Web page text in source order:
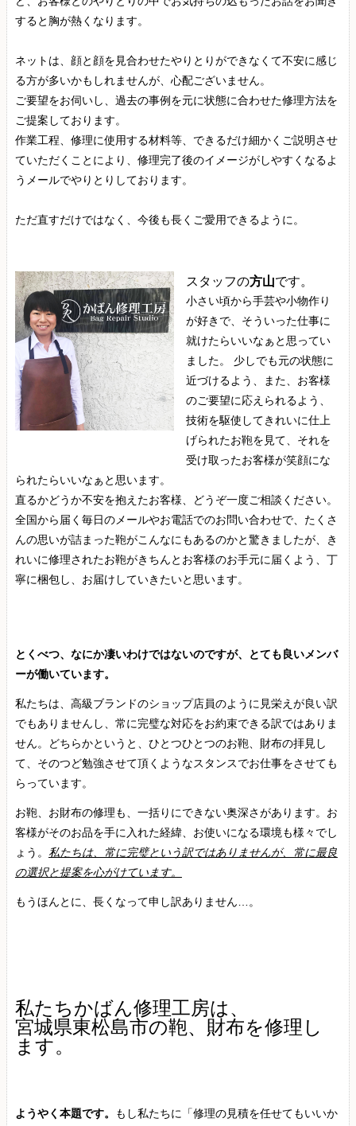
すると胸が熱くなります。
ネットは、顔と顔を見合わせたやりとりができなくて不安に感じ
る方が多いかもしれませんが、心配ございません。
ご要望をお伺いし、過去の事例を元に状態に合わせた修理方法を
ご提案しております。
作業工程、修理に使用する材料等、できるだけ細かくご説明させ
ていただくことにより、修理完了後のイメージがしやすくなるよ
うメールでやりとりしております。
ただ直すだけではなく、今後も長くご愛用できるように。
スタッフの方山です。
小さい頃から手芸や小物作り
が好きで、そういった仕事に
就けたらいいなぁと思ってい
ました。 少しでも元の状態に
近づけるよう、また、お客様
のご要望に応えられるよう、
技術を駆使してきれいに仕上
げられたお鞄を見て、それを
受け取ったお客様が笑顔にな
られたらいいなぁと思います。
直るかどうか不安を抱えたお客様、どうぞ一度ご相談ください。
全国から届く毎日のメールやお電話でのお問い合わせで、たくさ
んの思いが詰まった鞄がこんなにもあるのかと驚きましたが、き
れいに修理されたお鞄がきちんとお客様のお手元に届くよう、丁
寧に梱包し、お届けしていきたいと思います。
とくべつ、なにか凄いわけではないのですが、とても良いメンバ
ーが働いています。
私たちは、高級ブランドのショップ店員のように見栄えが良い訳
でもありませんし、常に完璧な対応をお約束できる訳ではありま
せん。どちらかというと、ひとつひとつのお鞄、財布の拝見し
て、そのつど勉強させて頂くようなスタンスでお仕事をさせても
らっています。
お鞄、お財布の修理も、一括りにできない奥深さがあります。お
客様がそのお品を手に入れた経緯、お使いになる環境も様々でし
ょう。 私たちは、常に完璧という訳ではありませんが、常に最良
の選択と提案を心がけています。
もうほんとに、長くなって申し訳ありません…。
私たちかばん修理工房は、
宮城県東松島市の鞄、財布を修理し
ます。
ようやく本題です。
もし私たちに「修理の見積を任せてもいいか